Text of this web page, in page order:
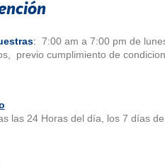
: 7:00 am a 7:00 pm de
previo cumplimiento de
las 24 Horas del día, los 7 días